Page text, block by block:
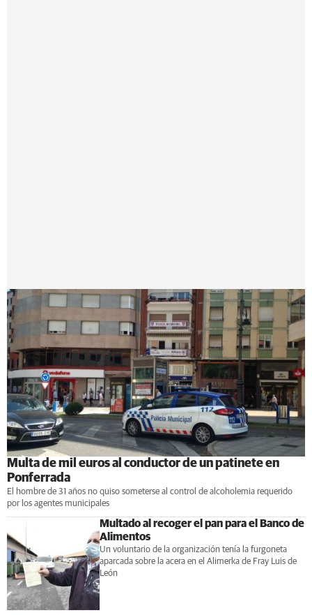
Multa de mil euros al conductor de un patinete en
Ponferrada
El hombre de 31 años no quiso someterse al control de alcoholemia requerido
por los agentes municipales
Multado al recoger el pan para el Banco de
Alimentos
Un voluntario de la organización tenía la furgoneta
aparcada sobre la acera en el Alimerka de Fray Luis de
León